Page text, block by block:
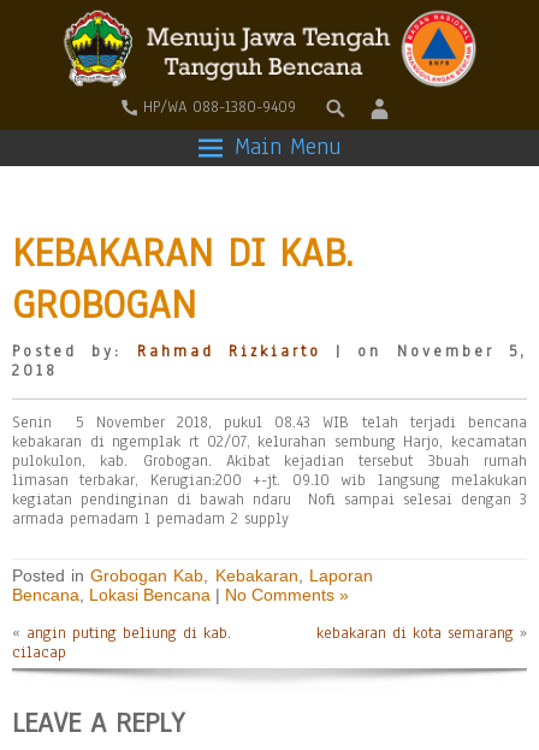
HP/WA 088-1380-9409
Main Menu
KEBAKARAN DI KAB.
GROBOGAN
Posted by: Rahmad Rizkiarto
| on November 5,
2018
Senin 5 November 2018, pukul 08.43 WIB telah terjadi bencana
kebakaran di ngemplak rt 02/07, kelurahan sembung Harjo, kecamatan
pulokulon, kab. Grobogan. Akibat kejadian tersebut 3buah rumah
limasan terbakar, Kerugian:200 +-jt. 09.10 wib langsung melakukan
kegiatan pendinginan di bawah ndaru Nofi sampai selesai dengan 3
armada pemadam 1 pemadam 2 supply
Posted inGrobogan Kab Kebakaran
Laporan
Bencana
Lokasi Bencana | No Comments »
« angin puting beliung di kab.
cilacap
kebakaran di kota semarang »
LEAVE A REPLY